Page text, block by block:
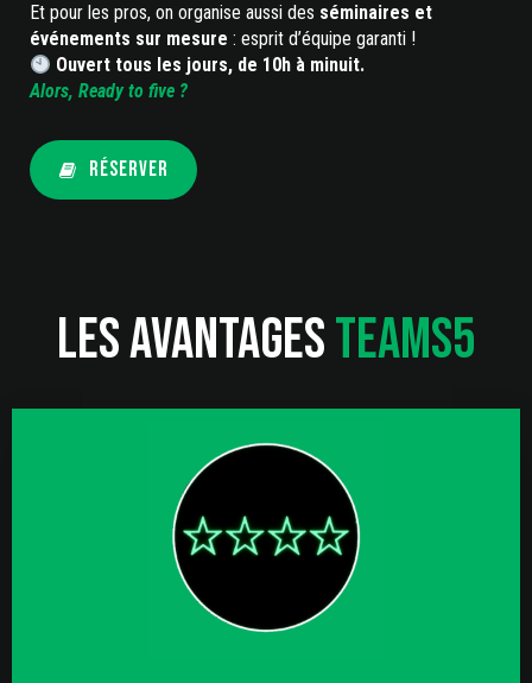
Et pour les pros, on organise aussi des séminaires et
événements sur mesure : esprit d’équipe garanti !
Ouvert tous les jours, de 10h à minuit.
Alors, Ready to five ?
Réserver
Les avantagesTeams5